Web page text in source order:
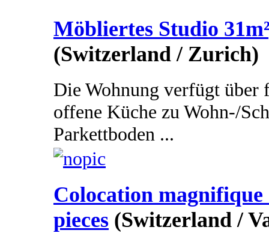
Möbliertes Studio
(Switzerland / Zurich)
Die Wohnung verfügt über
offene Küche zu Wohn-/
Parkettboden ...
Colocation magnifique
pieces (Switzerland /